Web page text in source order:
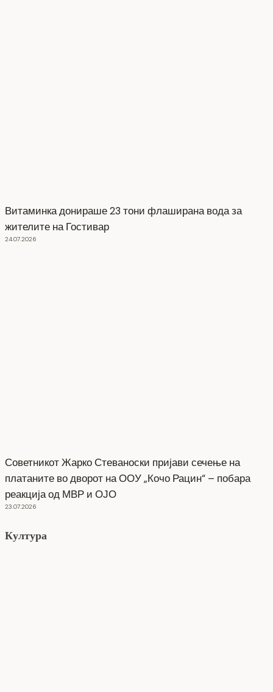
Витаминка донираше 23 тони флаширана вода за
жителите на Гостивар
24.07.2026
Советникот Жарко Стеваноски пријави сечење на
платаните во дворот на ООУ „Кочо Рацин“ – побара
реакција од МВР и ОЈО
23.07.2026
Култура